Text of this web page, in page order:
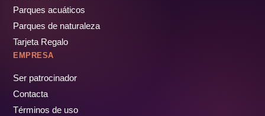
Parques acuáticos
Parques de naturaleza
Tarjeta Regalo
EMPRESA
Ser patrocinador
Contacta
Términos de uso